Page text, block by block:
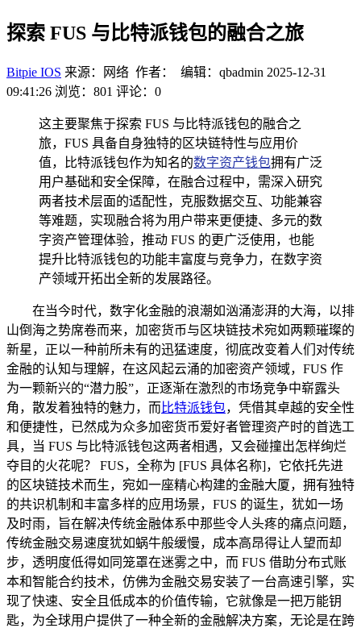
探索 FUS 与比特派钱包的融合之旅
Bitpie IOS 来源：网络 作者： 编辑：qbadmin 2025-12-31
09:41:26 浏览：801 评论：0
这主要聚焦于探索 FUS 与比特派钱包的融合之
旅，FUS 具备自身独特的区块链特性与应用价
值，比特派钱包作为知名的数字资产钱包拥有广泛
用户基础和安全保障，在融合过程中，需深入研究
两者技术层面的适配性，克服数据交互、功能兼容
等难题，实现融合将为用户带来更便捷、多元的数
字资产管理体验，推动 FUS 的更广泛使用，也能
提升比特派钱包的功能丰富度与竞争力，在数字资
产领域开拓出全新的发展路径。
在当今时代，数字化金融的浪潮如汹涌澎湃的大海，以排
山倒海之势席卷而来，加密货币与区块链技术宛如两颗璀璨的
新星，正以一种前所未有的迅猛速度，彻底改变着人们对传统
金融的认知与理解，在这风起云涌的加密资产领域，FUS 作
为一颗新兴的“潜力股”，正逐渐在激烈的市场竞争中崭露头
角，散发着独特的魅力，而 比特派钱包，凭借其卓越的安全性
和便捷性，已然成为众多加密货币爱好者管理资产时的首选工
具，当 FUS 与比特派钱包这两者相遇，又会碰撞出怎样绚烂
夺目的火花呢？ FUS，全称为 [FUS 具体名称]，它依托先进
的区块链技术而生，宛如一座精心构建的金融大厦，拥有独特
的共识机制和丰富多样的应用场景，FUS 的诞生，犹如一场
及时雨，旨在解决传统金融体系中那些令人头疼的痛点问题，
传统金融交易速度犹如蜗牛般缓慢，成本高昂得让人望而却
步，透明度低得如同笼罩在迷雾之中，而 FUS 借助分布式账
本和智能合约技术，仿佛为金融交易安装了一台高速引擎，实
现了快速、安全且低成本的价值传输，它就像是一把万能钥
匙，为全球用户提供了一种全新的金融解决方案，无论是在跨